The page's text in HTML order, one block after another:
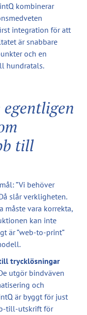
kombinerar
integration för att
är snabbare
och en
hundratals.
till
”Vi behöver
slår verkligheten.
måste vara korrekta,
kan inte
är ”web-to-print”
trycklösningar
utgör bindväven
och
är byggt för just
till-utskrift för